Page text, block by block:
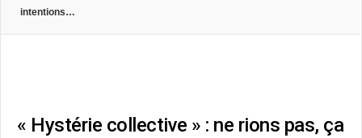
intentions…
« Hystérie collective » : ne rions pas, ça